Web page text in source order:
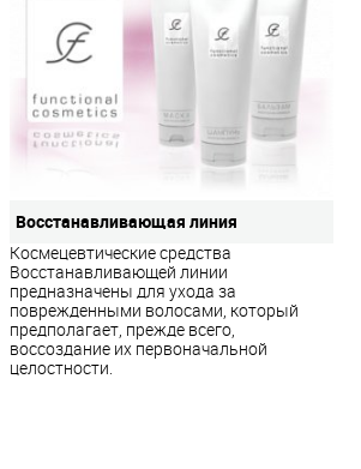
Восстанавливающая линия
Космецевтические средства
Восстанавливающей линии
предназначены для ухода за
поврежденными волосами, который
предполагает, прежде всего,
воссоздание их первоначальной
целостности.